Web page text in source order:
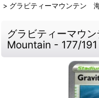
> グラビティーマウンテン
グラビティーマウ
Mountain - 177/